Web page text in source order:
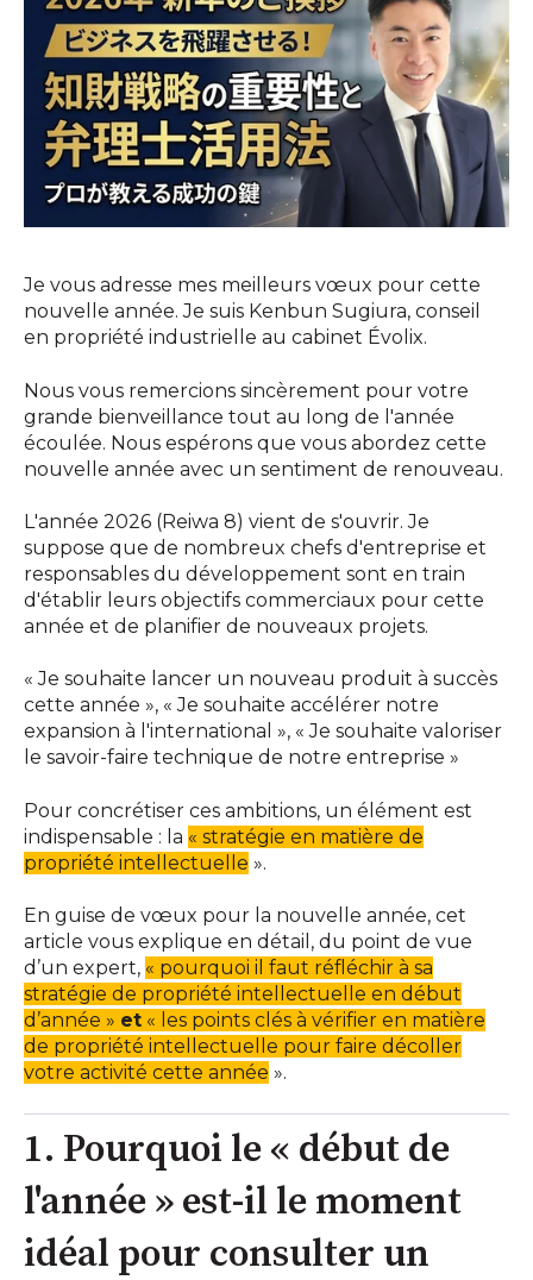
Je vous adresse mes meilleurs vœux pour cette
nouvelle année. Je suis Kenbun Sugiura, conseil
en propriété industrielle au cabinet Évolix.
Nous vous remercions sincèrement pour votre
grande bienveillance tout au long de l'année
écoulée. Nous espérons que vous abordez cette
nouvelle année avec un sentiment de renouveau.
L'année 2026 (Reiwa 8) vient de s'ouvrir. Je
suppose que de nombreux chefs d'entreprise et
responsables du développement sont en train
d'établir leurs objectifs commerciaux pour cette
année et de planifier de nouveaux projets.
« Je souhaite lancer un nouveau produit à succès
cette année », « Je souhaite accélérer notre
expansion à l'international », « Je souhaite valoriser
le savoir-faire technique de notre entreprise »
Pour concrétiser ces ambitions, un élément est
indispensable : la « stratégie en matière de
propriété intellectuelle ».
En guise de vœux pour la nouvelle année, cet
article vous explique en détail, du point de vue
d’un expert, « pourquoi il faut réfléchir à sa
stratégie de propriété intellectuelle en début
d’année » et « les points clés à vérifier en matière
de propriété intellectuelle pour faire décoller
votre activité cette année ».
1. Pourquoi le « début de
l'année » est-il le moment
idéal pour consulter un